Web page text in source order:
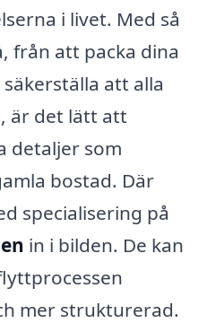
i livet. Med så
från att packa dina
att alla
är det lätt att
detaljer som
bostad. Där
specialisering på
in i bilden. De kan
mer strukturerad.